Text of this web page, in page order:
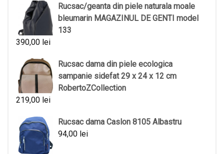
Rucsac/geanta din piele naturala moale
bleumarin MAGAZINUL DE GENTI model
133
390,00 lei
Rucsac dama din piele ecologica
sampanie sidefat 29 x 24 x 12 cm
RobertoZCollection
219,00 lei
Rucsac dama Caslon 8105 Albastru
94,00 lei